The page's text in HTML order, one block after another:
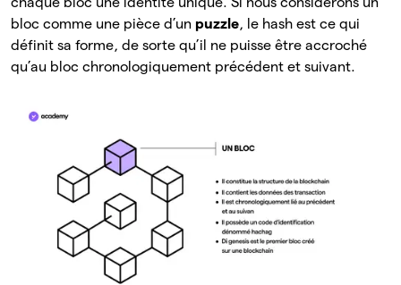
bloc comme une pièce d’un puzzle, le hash est ce qui
définit sa forme, de sorte qu’il ne puisse être accroché
qu’au bloc chronologiquement précédent et suivant.